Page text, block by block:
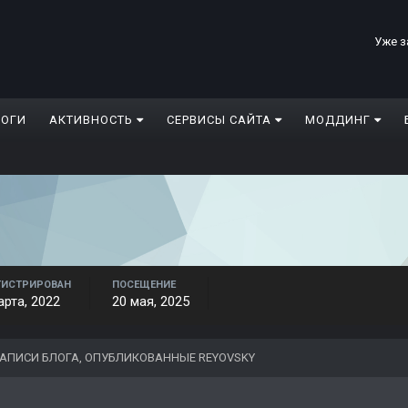
Уже
АКТИВНОСТЬ СЕРВИСЫ САЙТА МОДДИНГ
2022
ПОСЕЩЕНИЕ
20 мая, 2025
БЛОГА, ОПУБЛИКОВАННЫЕ REYOVSKY